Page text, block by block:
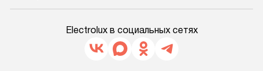
Electrolux в социальных сетях